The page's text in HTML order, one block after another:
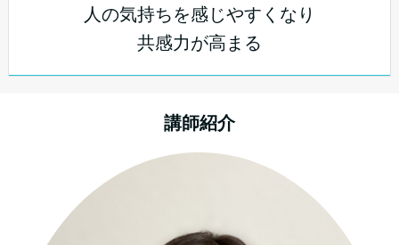
人の気持ちを感じやすくなり
共感力が高まる
講師紹介